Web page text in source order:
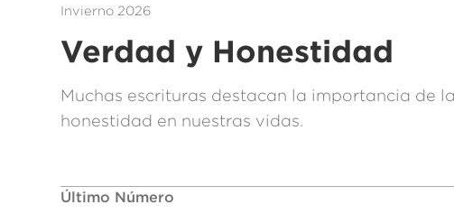
Invierno 2026
Verdad y Honestidad
Muchas escrituras destacan la importancia de
honestidad en nuestras vidas.
Último Número